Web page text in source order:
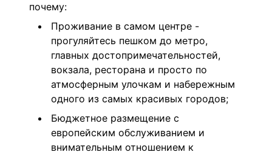
почему:
Проживание в самом центре -
прогуляйтесь пешком до метро,
главных достопримечательностей,
вокзала, ресторана и просто по
атмосферным улочкам и набережным
одного из самых красивых городов;
Бюджетное размещение с
европейским обслуживанием и
внимательным отношением к